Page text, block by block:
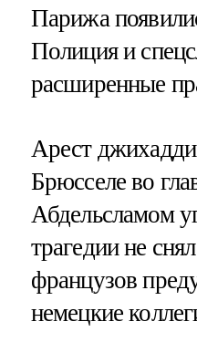
Парижа
Полиция и
расширенные
Арест
Брюсселе во
Абдельсламом
трагедии не
французов
немецкие